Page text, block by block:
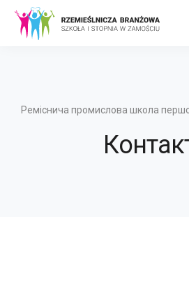
Реміснича промислова школа